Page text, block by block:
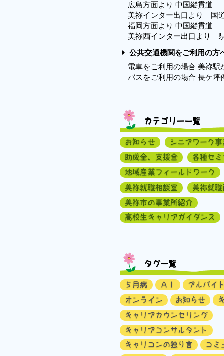
広島方面より 中国縦貫道
美祢インター出口より 国
福岡方面より 中国縦貫道
美祢西インター出口より
公共交通機関をご利用の方
電車をご利用の場合 美祢駅
バスをご利用の場合 長ケ坪
カテゴリー一覧
お知らせ
シニアワーク事
助成金、支援金
各種セミ
地域産業フィールドワーク
美祢就職相談室
美祢就
美祢市の事業所紹介
高校生キャリアガイダンス
タグ一覧
５月病 ＡＩ アルバイト
オンライン
お知らせ
キャリアカウンセリング
キャリアコンサルタント
キャリコンの独り言
コミ